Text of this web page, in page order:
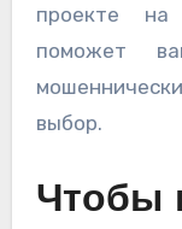
проекте на
поможет
выбор.
Чтобы